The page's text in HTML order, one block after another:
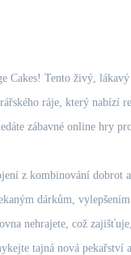
Cakes! Tento živý,
ráje, který nabízí
zábavné online hry
z kombinování dobrot
dárkům,
nehrajete, což
tajná nová pekařství